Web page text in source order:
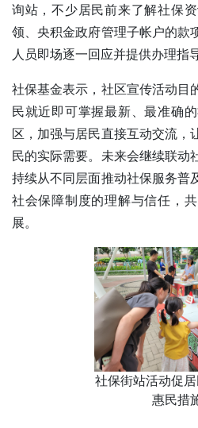
询站，不少居民前来了解社保
领、央积金政府管理子帐户的款
人员即场逐一回应并提供办理指
社保基金表示，社区宣传活动目
民就近即可掌握最新、最准确
区，加强与居民直接互动交流，
民的实际需要。未来会继续联动
持续从不同层面推动社保服务普
社会保障制度的理解与信任，
展。
社保街站活动促
惠民措